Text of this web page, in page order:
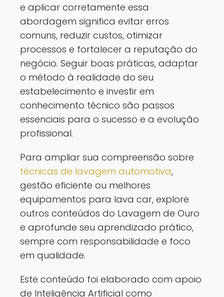
e aplicar corretamente essa
abordagem significa evitar erros
comuns, reduzir custos, otimizar
processos e fortalecer a reputação do
negócio. Seguir boas práticas, adaptar
o método à realidade do seu
estabelecimento e investir em
conhecimento técnico são passos
essenciais para o sucesso e a evolução
profissional.
Para ampliar sua compreensão sobre
técnicas de lavagem automotiva,
gestão eficiente ou melhores
equipamentos para lava car, explore
outros conteúdos do Lavagem de Ouro
e aprofunde seu aprendizado prático,
sempre com responsabilidade e foco
em qualidade.
Este conteúdo foi elaborado com apoio
de Inteligência Artificial como